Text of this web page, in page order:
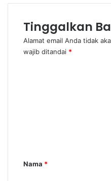
Tinggalkan
Alamat email Anda tidak
wajib ditandai *
a
Nama *